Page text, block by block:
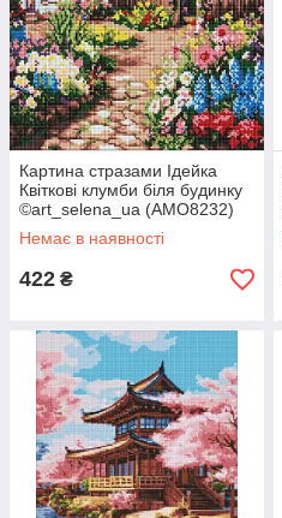
Картина стразами Ідейка
Квіткові клумби біля будинку
©art_selena_ua (AMO8232)
40 х 40 см (На підрамнику)
Немає в наявності
422 ₴